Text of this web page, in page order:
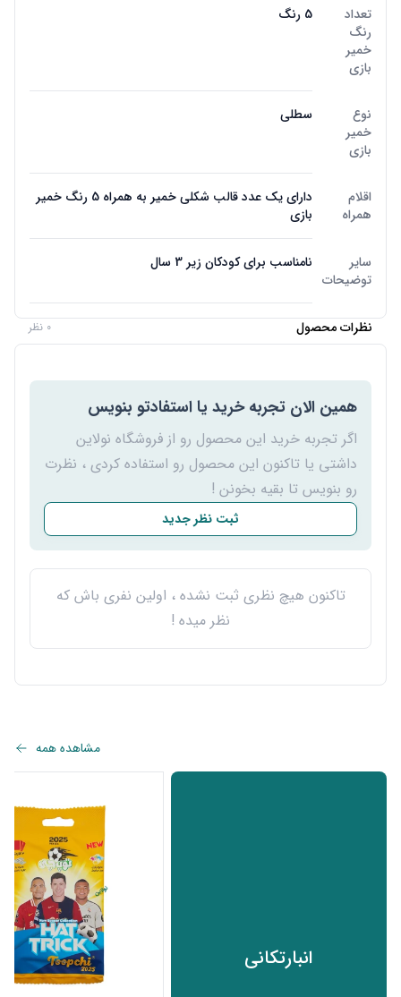
تعداد
رنگ
خمیر
بازی
5 رنگ
نوع
خمیر
بازی
سطلی
اقلام
همراه
دارای یک عدد قالب شکلی خمیر به همراه 5 رنگ خمیر
بازی
سایر
توضیحات
نامناسب برای کودکان زیر 3 سال
نظرات محصول 0 نظر
همین الان تجربه خرید یا استفادتو بنویس
اگر تجربه خرید این محصول رو از فروشگاه نولاین
داشتی یا تاکنون این محصول رو استفاده کردی ، نظرت
رو بنویس تا بقیه بخونن !
ثبت نظر جدید
تاکنون هیچ نظری ثبت نشده ، اولین نفری باش که
نظر میده !
مشاهده همه
انبارتکانی